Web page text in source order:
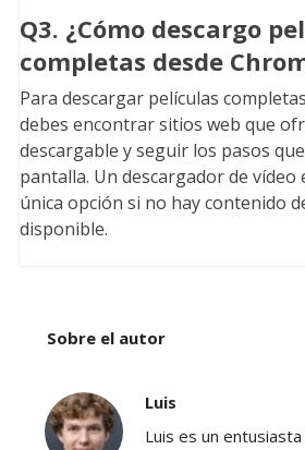
Q3. ¿Cómo descargo
completas desde
Para descargar películas
debes encontrar sitios web que
descargable y seguir los pasos
pantalla. Un descargador de
única opción si no hay contenido
disponible.
Sobre el autor
Luis
Luis es un